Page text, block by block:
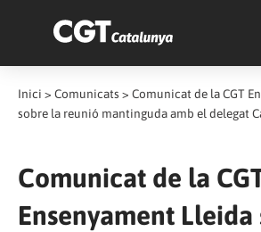
Inici > Comunicats > Comunicat de la CGT
sobre la reunió mantinguda amb el delegat
Comunicat de la
Ensenyament Lleida